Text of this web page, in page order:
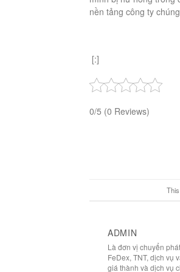
nền tảng công ty
[:]
0/5 (0 Reviews)
ADMIN
Là đơn vị chuyển
FeDex, TNT, dịch vụ
giá thành và dịch vụ